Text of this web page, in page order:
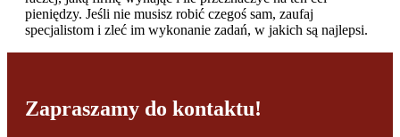
pieniędzy. Jeśli nie musisz robić czegoś sam, zaufaj
specjalistom i zleć im wykonanie zadań, w jakich są najlepsi.
Zapraszamy do kontaktu!